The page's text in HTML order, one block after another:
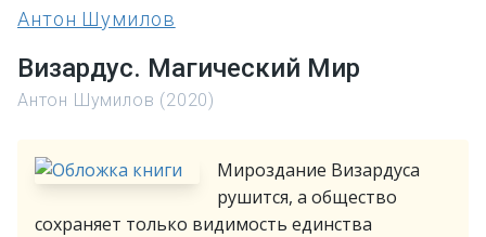
Антон Шумилов
Визардус. Магический Мир
Антон Шумилов (2020)
Мироздание Визардуса
рушится, а общество
сохраняет только видимость единства